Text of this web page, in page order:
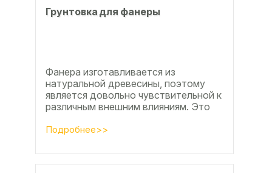
Грунтовка для фанеры
Фанера изготавливается из
натуральной древесины, поэтому
является довольно чувствительной к
различным внешним влияниям. Это
расширении, растрескивании,...
Подробнее>>